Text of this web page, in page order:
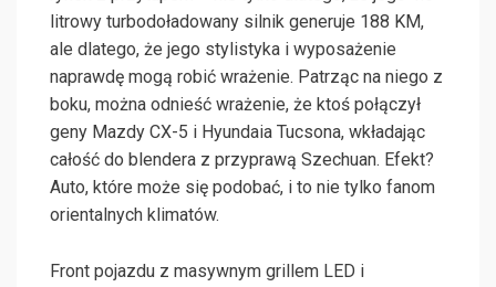
litrowy turbodoładowany silnik generuje 188 KM,
ale dlatego, że jego stylistyka i wyposażenie
naprawdę mogą robić wrażenie. Patrząc na niego z
boku, można odnieść wrażenie, że ktoś połączył
geny Mazdy CX-5 i Hyundaia Tucsona, wkładając
całość do blendera z przyprawą Szechuan. Efekt?
Auto, które może się podobać, i to nie tylko fanom
orientalnych klimatów.
Front pojazdu z masywnym grillem LED i